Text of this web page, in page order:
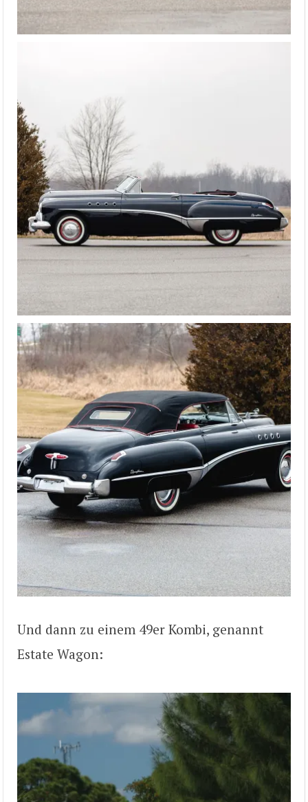
Und dann zu einem 49er Kombi, genannt
Estate Wagon: